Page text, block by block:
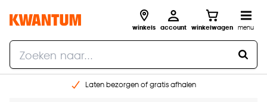
winkels account winkelwagen menu
Laten bezorgen of gratis afhalen